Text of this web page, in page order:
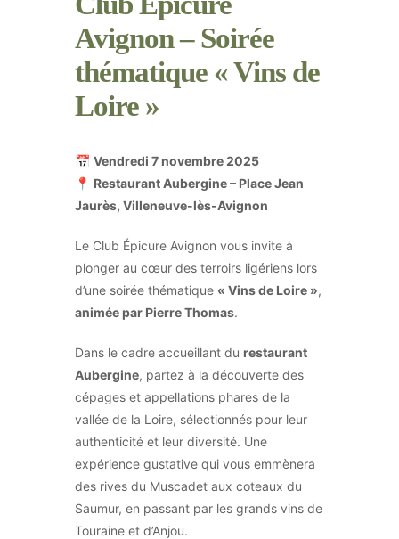
Avignon – Soirée
thématique « Vins de
Loire »
📅 Vendredi 7 novembre 2025
📍 Restaurant Aubergine – Place Jean
Jaurès, Villeneuve-lès-Avignon
Le Club Épicure Avignon vous invite à
plonger au cœur des terroirs ligériens lors
d’une soirée thématique « Vins de Loire »,
animée par Pierre Thomas.
Dans le cadre accueillant du restaurant
Aubergine, partez à la découverte des
cépages et appellations phares de la
vallée de la Loire, sélectionnés pour leur
authenticité et leur diversité. Une
expérience gustative qui vous emmènera
des rives du Muscadet aux coteaux du
Saumur, en passant par les grands vins de
Touraine et d’Anjou.